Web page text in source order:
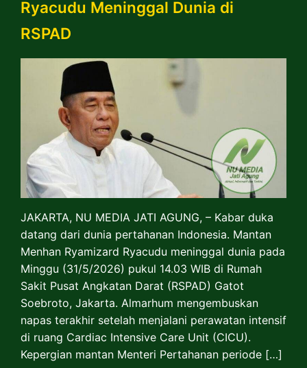
Ryacudu Meninggal Dunia di
RSPAD
JAKARTA, NU MEDIA JATI AGUNG, – Kabar duka
datang dari dunia pertahanan Indonesia. Mantan
Menhan Ryamizard Ryacudu meninggal dunia pada
Minggu (31/5/2026) pukul 14.03 WIB di Rumah
Sakit Pusat Angkatan Darat (RSPAD) Gatot
Soebroto, Jakarta. Almarhum mengembuskan
napas terakhir setelah menjalani perawatan intensif
di ruang Cardiac Intensive Care Unit (CICU).
Kepergian mantan Menteri Pertahanan periode […]